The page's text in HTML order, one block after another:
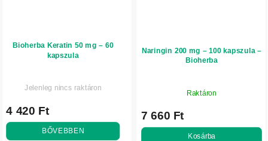
Bioherba Keratin 50 mg – 60
kapszula
Jelenleg nincs raktáron
4 420 Ft
BŐVEBBEN
Naringin 200 mg – 100 kapszula –
Bioherba
Raktáron
7 660 Ft
Kosárba